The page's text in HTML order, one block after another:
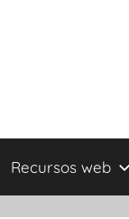
Recursos web